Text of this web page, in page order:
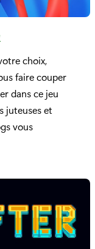
choix,
faire couper
dans ce jeu
juteuses et
vous